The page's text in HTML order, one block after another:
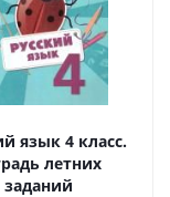
язык 4 класс.
летних
заданий